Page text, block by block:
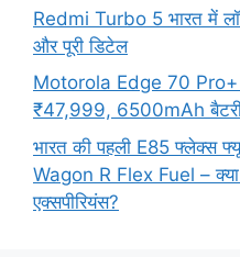
Redmi Turbo 5 भारत में
और पूरी डिटेल
Motorola Edge 70 Pro+
₹47,999, 6500mAh
भारत की पहली E85 फ्लेक्स
Wagon R Flex Fuel – क्या
एक्सपीरियंस?